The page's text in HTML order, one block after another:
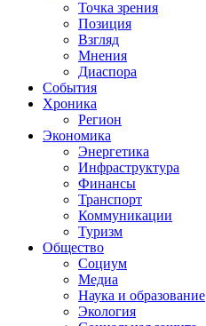
Точка зрения
Позиция
Взгляд
Мнения
Диаспора
События
Хроника
Регион
Экономика
Энергетика
Инфраструктура
Финансы
Транспорт
Коммуникации
Туризм
Общество
Социум
Медиа
Наука и образование
Экология